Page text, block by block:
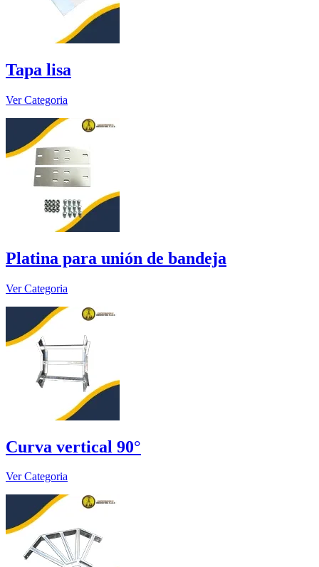
Tapa lisa
Ver Categoria
Platina para unión de bandeja
Ver Categoria
Curva vertical 90°
Ver Categoria